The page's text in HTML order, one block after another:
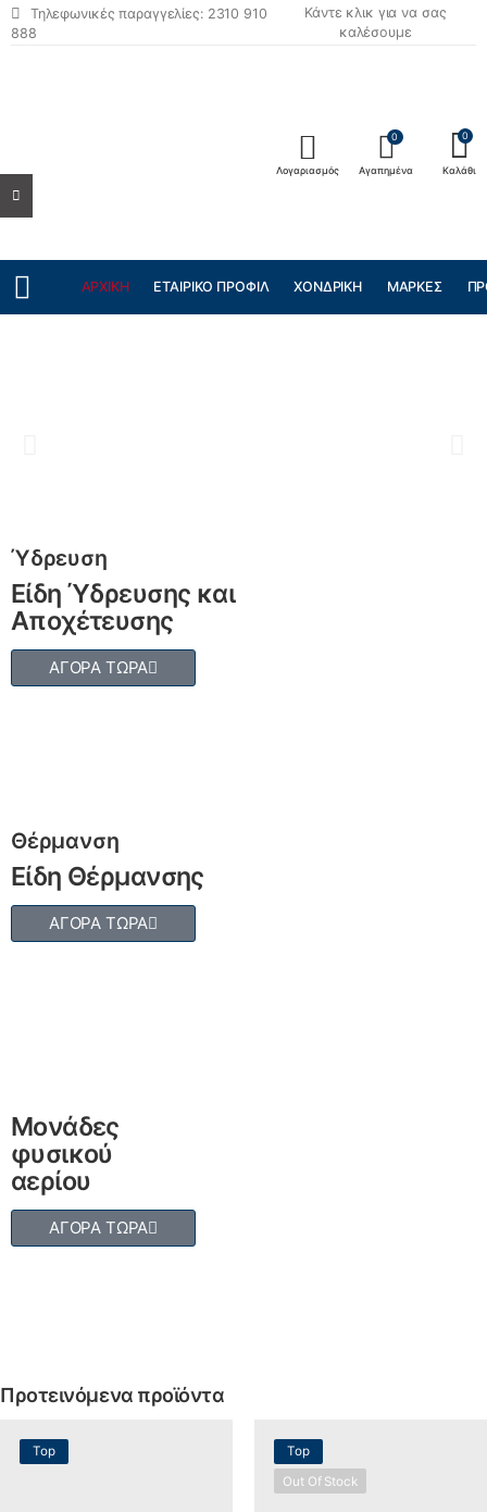
Τηλεφωνικές παραγγελίες: 2310 910
888
Κάντε κλικ για να σας
καλέσουμε
Λογαριασμός
0
Αγαπημένα
0
Καλάθι
ΑΡΧΙΚΉ ΕΤΑΙΡΙΚΌ ΠΡΟΦΊΛ ΧΟΝΔΡΙΚΉ ΜΆΡΚΕΣ
Ύδρευση
Είδη Ύδρευσης και
Αποχέτευσης
ΑΓΟΡΑ ΤΩΡΑ
Θέρμανση
Είδη Θέρμανσης
ΑΓΟΡΑ ΤΩΡΑ
Μονάδες
φυσικού
αερίου
ΑΓΟΡΑ ΤΩΡΑ
Προτεινόμενα προϊόντα
Top
Top
Out Of Stock